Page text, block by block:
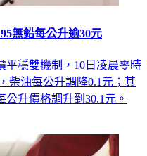
無鉛每公升逾30元
平穩雙機制，10日凌晨零時
柴油每公升調降0.1元；其
升價格調升到30.1元。